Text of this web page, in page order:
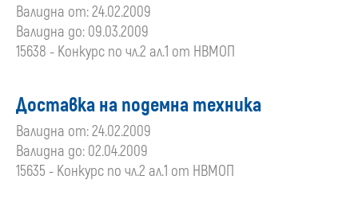
Валидна от: 24.02.2009
Валидна до: 09.03.2009
15638 - Конкурс по чл.2 ал.1 от НВМОП
Доставка на подемна техника
Валидна от: 24.02.2009
Валидна до: 02.04.2009
15635 - Конкурс по чл.2 ал.1 от НВМОП